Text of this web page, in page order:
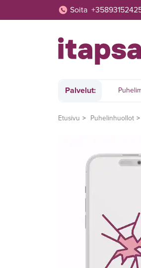
Soita
Palvelut:
Etusivu Puhelinhuollot